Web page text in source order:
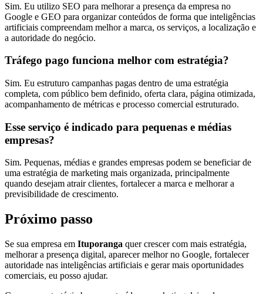
Sim. Eu utilizo SEO para melhorar a presença da empresa no
Google e GEO para organizar conteúdos de forma que inteligências
artificiais compreendam melhor a marca, os serviços, a localização e
a autoridade do negócio.
Tráfego pago funciona melhor com estratégia?
Sim. Eu estruturo campanhas pagas dentro de uma estratégia
completa, com público bem definido, oferta clara, página otimizada,
acompanhamento de métricas e processo comercial estruturado.
Esse serviço é indicado para pequenas e médias
empresas?
Sim. Pequenas, médias e grandes empresas podem se beneficiar de
uma estratégia de marketing mais organizada, principalmente
quando desejam atrair clientes, fortalecer a marca e melhorar a
previsibilidade de crescimento.
Próximo passo
Se sua empresa em Ituporanga quer crescer com mais estratégia,
melhorar a presença digital, aparecer melhor no Google, fortalecer
autoridade nas inteligências artificiais e gerar mais oportunidades
comerciais, eu posso ajudar.